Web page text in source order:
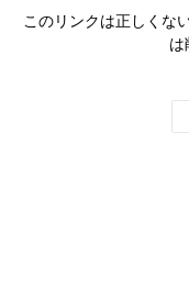
このリンクは正しくな
は